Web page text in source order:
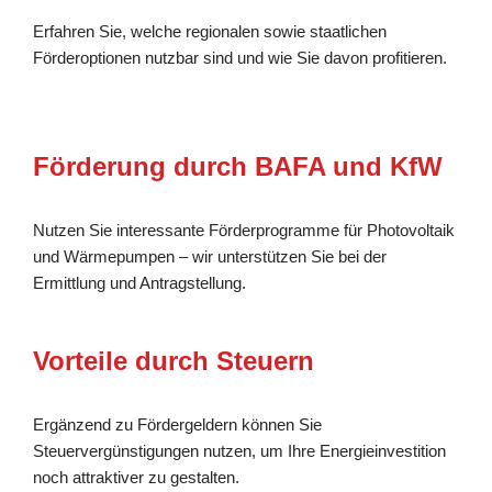
Erfahren Sie, welche regionalen sowie staatlichen
Förderoptionen nutzbar sind und wie Sie davon profitieren.
Förderung durch BAFA und KfW
Nutzen Sie interessante Förderprogramme für Photovoltaik
und Wärmepumpen – wir unterstützen Sie bei der
Ermittlung und Antragstellung.
Vorteile durch Steuern
Ergänzend zu Fördergeldern können Sie
Steuervergünstigungen nutzen, um Ihre Energieinvestition
noch attraktiver zu gestalten.